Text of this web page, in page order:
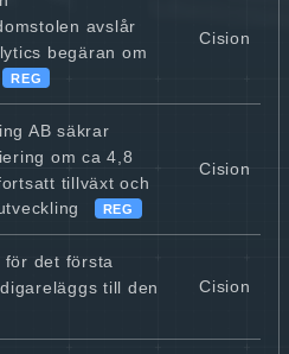
avslår
begäran om
REG
Cision
AB säkrar
om ca 4,8
tillväxt och
REG
Cision
för det första
till den
Cision